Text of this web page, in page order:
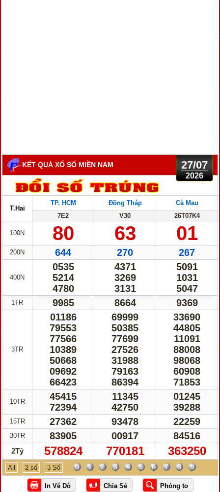
KẾT QUẢ XỔ SỐ MIỀN NAM 27/07
2026
T.Hai
100N
200N
400N
1TR
3TR
10TR
15TR
30TR
2Tỷ
TP. HCM
7E2
80
644
0535
5214
4780
9985
01186
79553
77566
10389
50668
09692
66423
45415
72394
27362
83905
578824
Đồng Tháp
V30
63
270
4371
3269
3131
8664
69999
50385
77699
27526
31988
79163
86394
11345
42750
93478
00917
770181
Cà Mau
26T07K4
01
267
5091
1031
5047
9369
33690
44805
11091
88008
98068
60908
71853
01245
39288
22259
84516
363250
All 2 số 3 Số 0 1 2 3 4 5 6 7 8 9